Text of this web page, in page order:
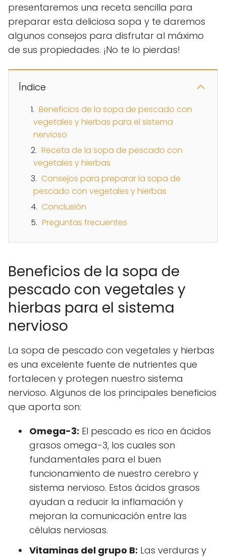
presentaremos una receta sencilla para
preparar esta deliciosa sopa y te daremos
algunos consejos para disfrutar al máximo
de sus propiedades. ¡No te lo pierdas!
Índice
Beneficios de la sopa de pescado con
vegetales y hierbas para el sistema
nervioso
Receta de la sopa de pescado con
vegetales y hierbas
Consejos para preparar la sopa de
pescado con vegetales y hierbas
Conclusión
Preguntas frecuentes
Beneficios de la sopa de
pescado con vegetales y
hierbas para el sistema
nervioso
La sopa de pescado con vegetales y hierbas
es una excelente fuente de nutrientes que
fortalecen y protegen nuestro sistema
nervioso. Algunos de los principales beneficios
que aporta son:
Omega-3: El pescado es rico en ácidos
grasos omega-3, los cuales son
fundamentales para el buen
funcionamiento de nuestro cerebro y
sistema nervioso. Estos ácidos grasos
ayudan a reducir la inflamación y
mejoran la comunicación entre las
células nerviosas.
Vitaminas del grupo B: Las verduras y